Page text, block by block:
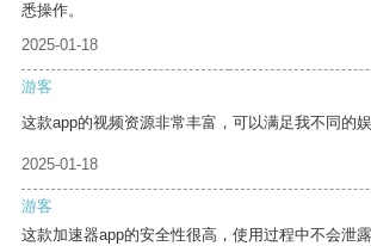
悉操作。
2025-01-18
游客
这款app的视频资源非常丰富，可以满足我不同的娱
2025-01-18
游客
这款加速器app的安全性很高，使用过程中不会泄